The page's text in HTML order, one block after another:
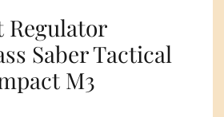
Regulator
Saber Tactical
M3